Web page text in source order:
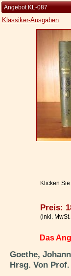
Kleine Kulturgeschichte
Die Brockhaus
Widerrufsbelehrung
Datenschutzerklärung
Impressum / Kontakt
Vertrag widerrufen
Ihr Warenkorb
Angebot KL-087
Klassiker-Ausgaben
Klicken
Preis:
(inkl.
Das
Goethe,
Hrsg. Von